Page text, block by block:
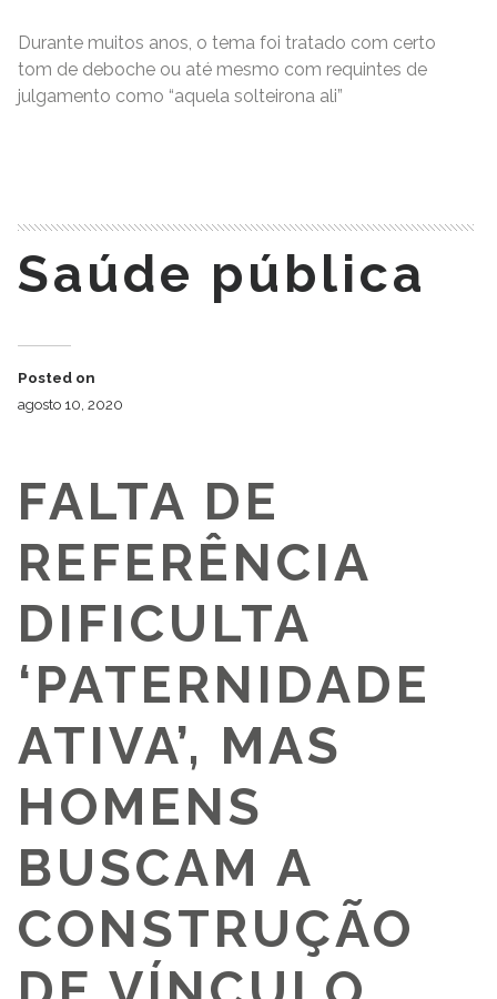
Durante muitos anos, o tema foi tratado com certo
tom de deboche ou até mesmo com requintes de
julgamento como “aquela solteirona ali”
Saúde pública
Posted on
agosto 10, 2020
FALTA DE
REFERÊNCIA
DIFICULTA
‘PATERNIDADE
ATIVA’, MAS
HOMENS
BUSCAM A
CONSTRUÇÃO